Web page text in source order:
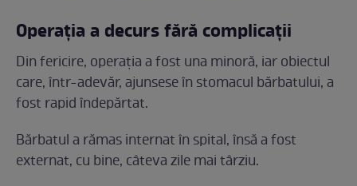
Operația a decurs fără complicații
Din fericire, operația a fost una minoră, iar obiectul
care, într-adevăr, ajunsese în stomacul bărbatului, a
fost rapid îndepărtat.
Bărbatul a rămas internat în spital, însă a fost
externat, cu bine, câteva zile mai târziu.